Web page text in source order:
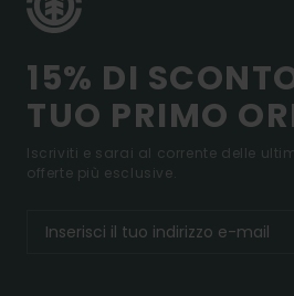
15% DI
TUO PRIMO
Iscriviti e sarai al corrente delle
offerte più esclusive.